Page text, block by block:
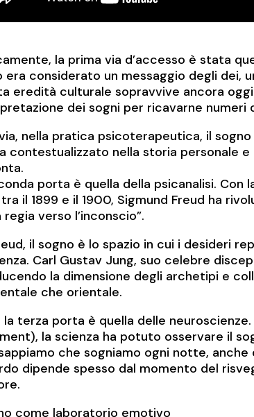
la prima via d’accesso è stata
era considerato un messaggio degli dei,
eredità culturale sopravvive ancora
dei sogni per ricavarne numeri
nella pratica psicoterapeutica, il
contestualizzato nella storia personale
porta è quella della psicanalisi. Con
il 1899 e il 1900, Sigmund Freud ha
regia verso l’inconscio”.
il sogno è lo spazio in cui i desideri
Carl Gustav Jung, suo celebre
la dimensione degli archetipi e
che orientale.
la terza porta è quella delle
la scienza ha potuto osservare il
che sogniamo ogni notte, anche
dipende spesso dal momento del
come laboratorio emotivo